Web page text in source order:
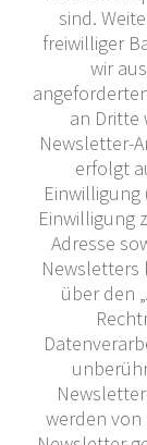
sind.
freiwilliger
wir
an Dritte
Newsletter-
erfolgt
Einwilligung
Einwilligung
Adresse
Newsletters
über den
werden von